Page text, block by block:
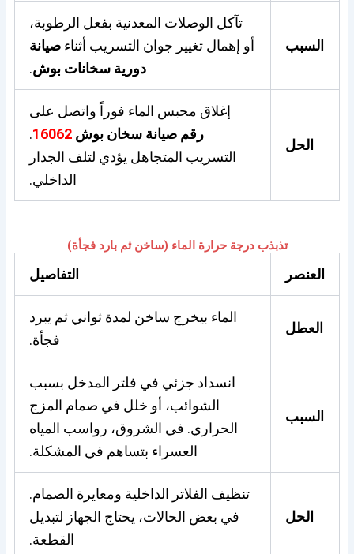
السبب
تآكل الوصلات المعدنية بفعل الرطوبة،
أو إهمال تغيير جوان التسريب أثناء صيانة
دورية سخانات بوش.
الحل
إغلاق محبس الماء فوراً واتصل على
رقم صيانة سخان بوش 16062
.
التسريب المتجاهل يؤدي لتلف الجدار
الداخلي.
تذبذب درجة حرارة الماء (ساخن ثم بارد فجأة)
العنصر التفاصيل
العطل
الماء بيخرج ساخن لمدة ثواني ثم يبرد
فجأة.
السبب
انسداد جزئي في فلتر المدخل بسبب
الشوائب، أو خلل في صمام المزج
الحراري. في الشروق، رواسب المياه
العسراء بتساهم في المشكلة.
الحل
تنظيف الفلاتر الداخلية ومعايرة الصمام.
في بعض الحالات، يحتاج الجهاز لتبديل
القطعة.